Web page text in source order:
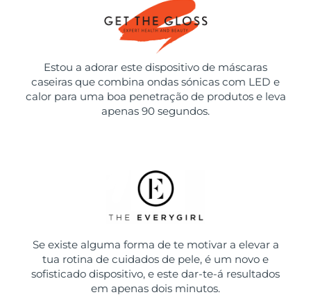
Estou a adorar este dispositivo de máscaras
caseiras que combina ondas sónicas com LED e
calor para uma boa penetração de produtos e leva
apenas 90 segundos.
Se existe alguma forma de te motivar a elevar a
tua rotina de cuidados de pele, é um novo e
sofisticado dispositivo, e este dar-te-á resultados
em apenas dois minutos.